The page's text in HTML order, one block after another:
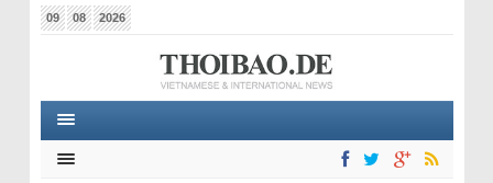
09 08 2026